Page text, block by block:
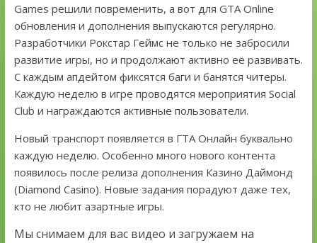
Games решили повременить, а вот для GTA Online
обновления и дополнения выпускаются регулярно.
Разработчики Рокстар Геймс не только не забросили
развитие игры, но и продолжают активно её развивать.
С каждым апдейтом фиксятся баги и банятся читеры.
Каждую неделю в игре проводятся мероприятия Social
Club и награждаются активные пользователи.
Новый транспорт появляется в ГТА Онлайн буквально
каждую неделю. Особенно много нового контента
появилось после релиза дополнения Казино Даймонд
(Diamond Casino). Новые задания порадуют даже тех,
кто не любит азартные игры.
Мы снимаем для вас видео и загружаем на